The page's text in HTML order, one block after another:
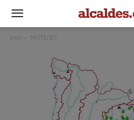
Inici NOTÍCIES